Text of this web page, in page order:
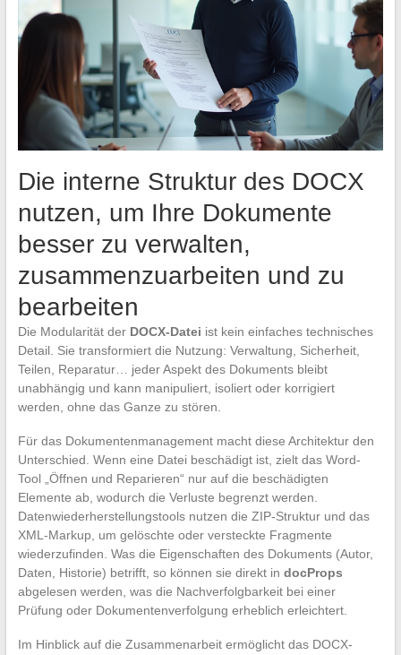
Die interne Struktur des DOCX
nutzen, um Ihre Dokumente
besser zu verwalten,
zusammenzuarbeiten und zu
bearbeiten
Die Modularität der DOCX-Datei ist kein einfaches technisches
Detail. Sie transformiert die Nutzung: Verwaltung, Sicherheit,
Teilen, Reparatur… jeder Aspekt des Dokuments bleibt
unabhängig und kann manipuliert, isoliert oder korrigiert
werden, ohne das Ganze zu stören.
Für das Dokumentenmanagement macht diese Architektur den
Unterschied. Wenn eine Datei beschädigt ist, zielt das Word-
Tool „Öffnen und Reparieren“ nur auf die beschädigten
Elemente ab, wodurch die Verluste begrenzt werden.
Datenwiederherstellungstools nutzen die ZIP-Struktur und das
XML-Markup, um gelöschte oder versteckte Fragmente
wiederzufinden. Was die Eigenschaften des Dokuments (Autor,
Daten, Historie) betrifft, so können sie direkt in docProps
abgelesen werden, was die Nachverfolgbarkeit bei einer
Prüfung oder Dokumentenverfolgung erheblich erleichtert.
Im Hinblick auf die Zusammenarbeit ermöglicht das DOCX-